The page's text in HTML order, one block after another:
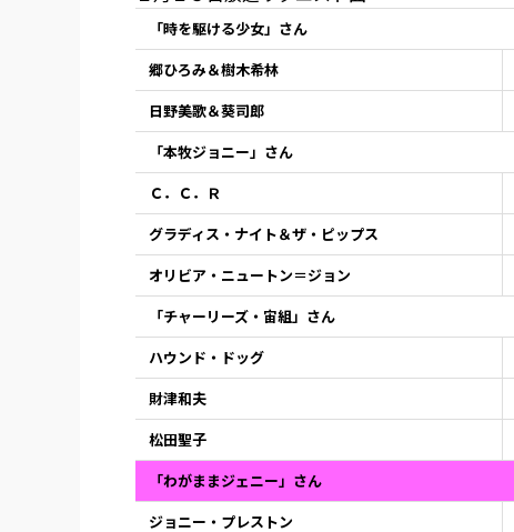
「時を駆ける少女」さん
郷ひろみ＆樹木希林
日野美歌＆葵司郎
「本牧ジョニー」さん
Ｃ．Ｃ．Ｒ
グラディス・ナイト＆ザ・ピップス
オリビア・ニュートン＝ジョン
「チャーリーズ・宙組」さん
ハウンド・ドッグ
財津和夫
松田聖子
「わがままジェニー」さん
ジョニー・プレストン